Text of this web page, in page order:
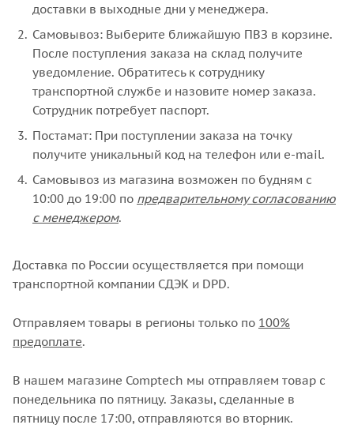
доставки в выходные дни у менеджера.
Самовывоз: Выберите ближайшую ПВЗ в корзине.
После поступления заказа на склад получите
уведомление. Обратитесь к сотруднику
транспортной службе и назовите номер заказа.
Сотрудник потребует паспорт.
Постамат: При поступлении заказа на точку
получите уникальный код на телефон или e-mail.
Самовывоз из магазина возможен по будням с
10:00 до 19:00 по предварительному согласованию
с менеджером.
Доставка по России осуществляется при помощи
транспортной компании СДЭК и DPD.
Отправляем товары в регионы только по 100%
предоплате.
В нашем магазине Comptech мы отправляем товар с
понедельника по пятницу. Заказы, сделанные в
пятницу после 17:00, отправляются во вторник.